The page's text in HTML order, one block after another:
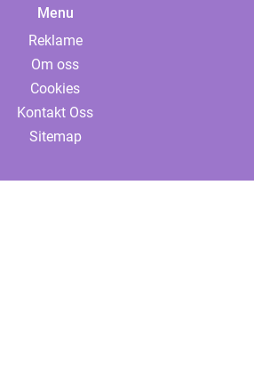
Menu
Reklame
Om oss
Cookies
Kontakt Oss
Sitemap